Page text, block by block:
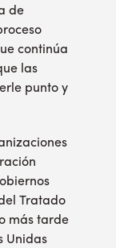
de
continúa
las
punto y
Tratado
más tarde
Unidas